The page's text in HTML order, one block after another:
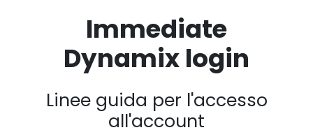
Immediate
Dynamix login
Linee guida per l'accesso
all'account